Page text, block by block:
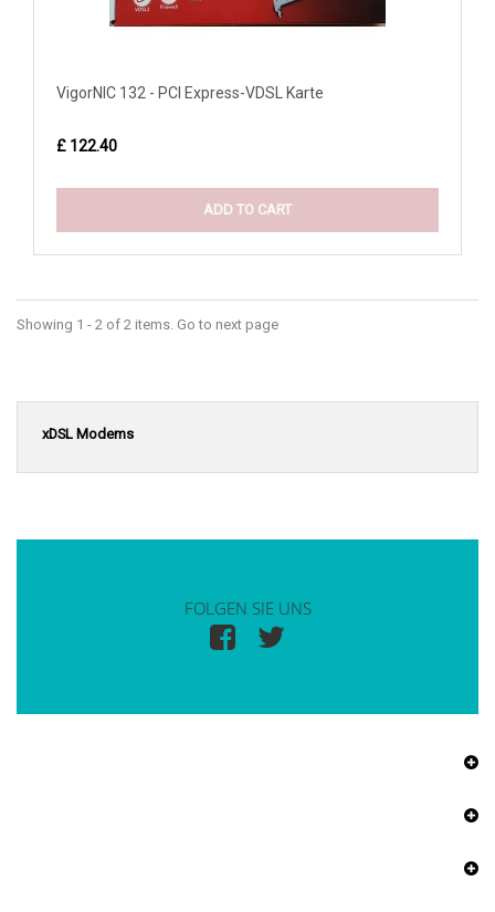
VigorNIC 132 - PCI Express-VDSL Karte
£ 122.40
ADD TO CART
Showing 1 - 2 of 2 items. Go to next page
xDSL Modems
FOLGEN SIE UNS